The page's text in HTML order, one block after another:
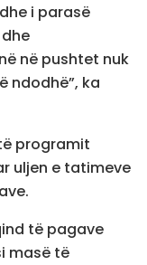
i parasë
në pushtet nuk
ndodhë”, ka
programit
uljen e tatimeve
të pagave
masë të